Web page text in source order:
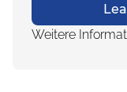
Weitere